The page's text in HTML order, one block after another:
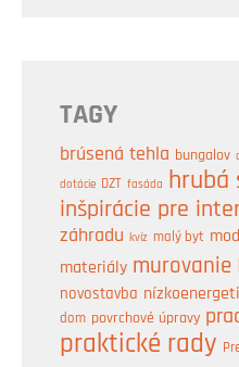
TAGY
brúsená tehla bungalov
dotácie DZT fasáda hrubá
inšpirácie pre
záhradu
kvíz malý byt
materiály murovanie
novostavba
dom povrchové úpravy
praktické rady